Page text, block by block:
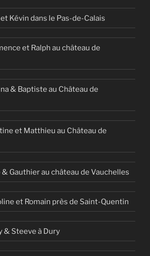
Kévin dans le Pas-de-Calais
et Ralph au château de
& Baptiste au Château de
et Matthieu au Château de
& Gauthier au château de Vauchelles
et Romain près de Saint-Quentin
& Steeve à Dury